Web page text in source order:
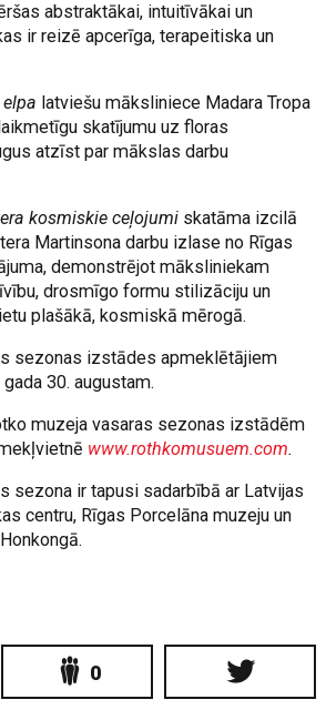
abstraktākai, intuitīvākai un
ir reizē apcerīga, terapeitiska un
elpa latviešu māksliniece Madara Tropa
skatījumu uz floras
atzīst par mākslas darbu
kosmiskie ceļojumi skatāma izcilā
Martinsona darbu izlase no Rīgas
demonstrējot māksliniekam
drosmīgo formu stilizāciju un
plašākā, kosmiskā mērogā.
sezonas izstādes apmeklētājiem
30. augustam.
muzeja vasaras sezonas izstādēm
www.rothkomusuem.com.
sezona ir tapusi sadarbībā ar Latvijas
centru, Rīgas Porcelāna muzeju un
Honkongā.
0